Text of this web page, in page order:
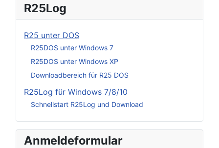
R25Log
R25 unter DOS
R25DOS unter Windows 7
R25DOS unter Windows XP
Downloadbereich für R25 DOS
R25Log für Windows 7/8/10
Schnellstart R25Log und Download
Anmeldeformular